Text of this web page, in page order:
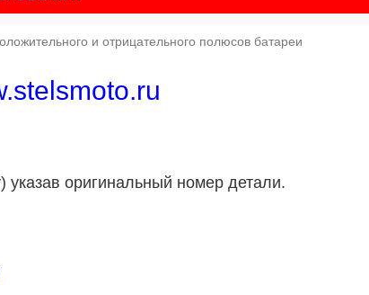
и отрицательного полюсов батареи
указав оригинальный номер детали.